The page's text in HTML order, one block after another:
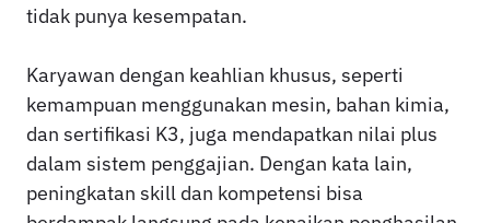
tidak punya kesempatan.
Karyawan dengan keahlian khusus, seperti
kemampuan menggunakan mesin, bahan kimia,
dan sertifikasi K3, juga mendapatkan nilai plus
dalam sistem penggajian. Dengan kata lain,
peningkatan skill dan kompetensi bisa